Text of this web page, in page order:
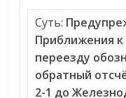
Суть:
Приближения
переезду
обратный
2-1 до